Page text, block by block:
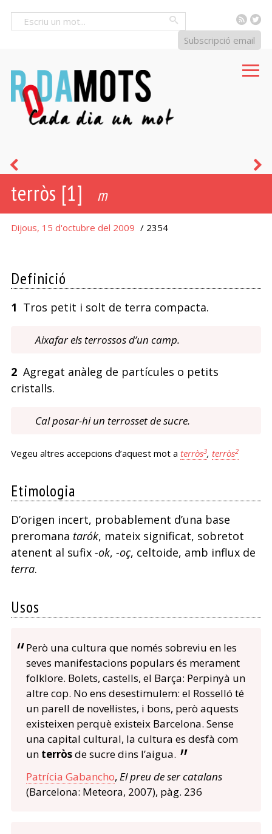
RSS
Subscripció email
terròs [1] m
Dijous, 15 d'octubre del 2009 / 2354
Definició
1 Tros petit i solt de terra compacta.
Aixafar els terrossos d’un camp.
2Agregat anàleg de partícules o petits
cristalls.
Cal posar-hi un terrosset de sucre.
Vegeu altres accepcions d’aquest mot a terròs3, terròs2
Etimologia
D’origen incert, probablement d’una base
preromana tarók, mateix significat, sobretot
atenent al sufix -ok, -oç, celtoide, amb influx de
terra.
Usos
Però una cultura que només sobreviu en les
seves manifestacions populars és merament
folklore. Bolets, castells, el Barça: Perpinyà un
altre cop. No ens desestimulem: el Rosselló té
un parell de novel·listes, i bons, però aquests
existeixen perquè existeix Barcelona. Sense
una capital cultural, la cultura es desfà com
un terròsde sucre dins l’aigua.
Patrícia Gabancho, El preu de ser catalans
(Barcelona: Meteora, 2007), pàg. 236
mac